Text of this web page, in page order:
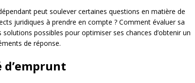
peut soulever certaines questions en matière de
juridiques à prendre en compte ? Comment évaluer sa
solutions possibles pour optimiser ses chances d’obtenir un
de réponse.
d’emprunt